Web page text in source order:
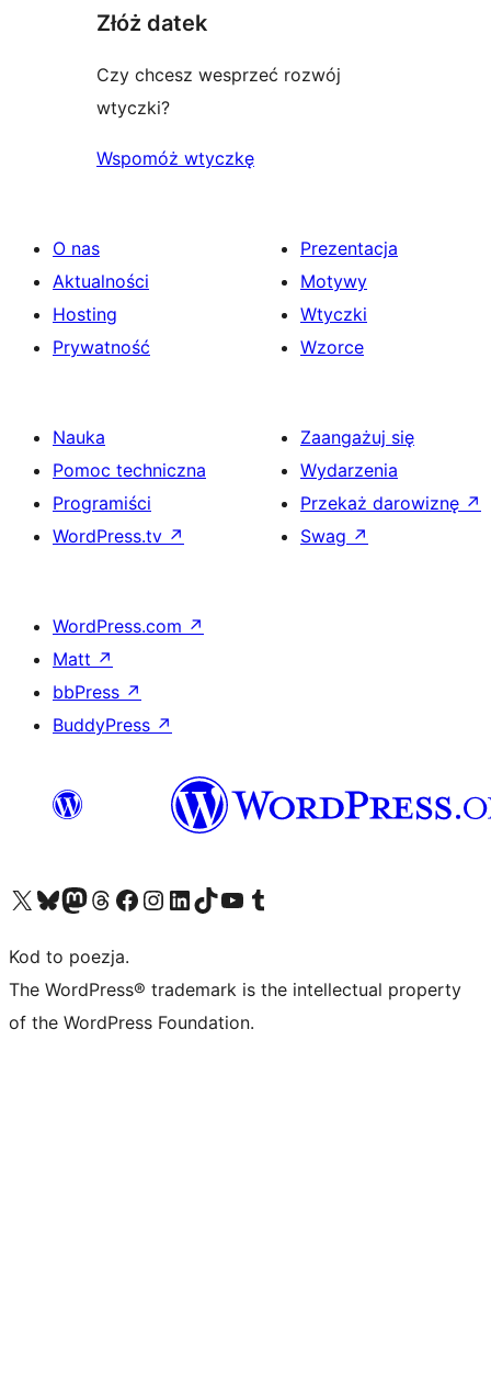
Złóż datek
Czy chcesz wesprzeć rozwój
wtyczki?
Wspomóż wtyczkę
O nas
Aktualności
Hosting
Prywatność
Prezentacja
Motywy
Wtyczki
Wzorce
Nauka
Pomoc techniczna
Programiści
WordPress.tv ↗
Zaangażuj się
Wydarzenia
Przekaż darowiznę ↗
Swag ↗
WordPress.com ↗
Matt ↗
bbPress ↗
BuddyPress ↗
Odwiedź nasze konto X (dawniej Twitter)
Odwiedź nasze konto Bluesky
Odwiedź nasze konto na Mastodoncie
Odwiedź naszego Threadsa
Odwiedź naszego Facebooka
Odwiedź nasze konto na Instagramie
Odwiedź nasze konto na LinkedIn
Odwiedź naszego TikToka
Odwiedź nasz kanał YouTube
Odwiedź naszego Tumblra
Kod to poezja.
The WordPress® trademark is the intellectual property
of the WordPress Foundation.